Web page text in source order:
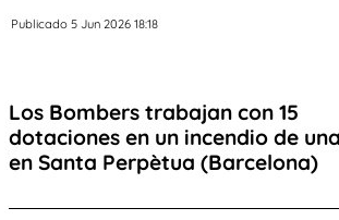
Publicado 5 Jun 2026 18:18
Los Bombers trabajan con 15
dotaciones en un incendio de
en Santa Perpètua (Barcelona)